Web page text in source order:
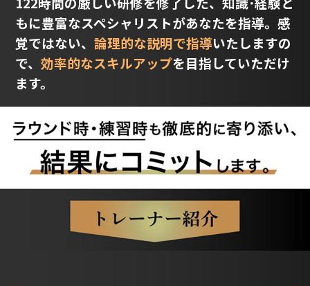
もに豊富なスペシャリストがあなたを指導。感
覚ではない、論理的な説明で指導いたしますの
で、効率的なスキルアップを目指していただけ
ます。